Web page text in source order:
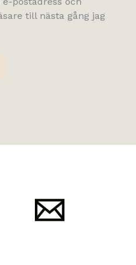
till nästa gång jag